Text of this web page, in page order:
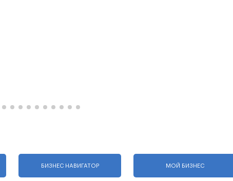
БИЗНЕС НАВИГАТОР МОЙ БИЗНЕС